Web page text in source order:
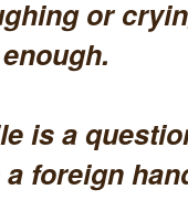
or
is a
foreign